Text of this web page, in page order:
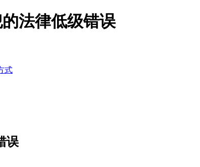
法律低级错误
式
误